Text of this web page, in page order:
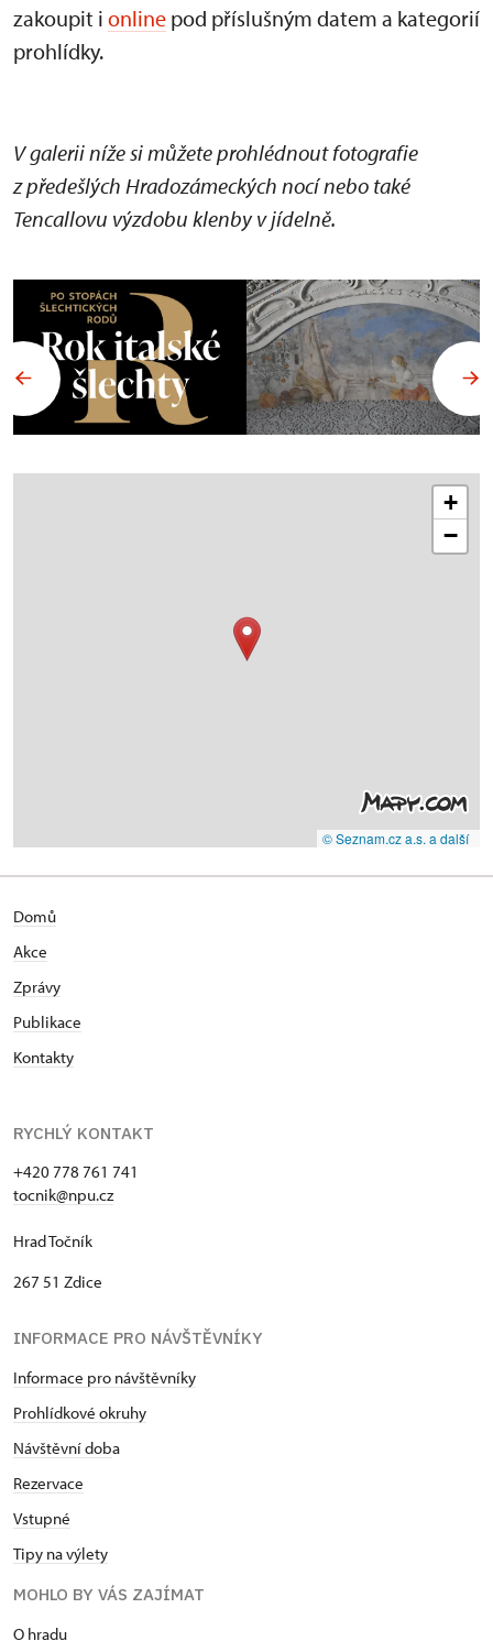
zakoupit i online pod příslušným datem a kategorií
prohlídky.
V galerii níže si můžete prohlédnout fotografie
z předešlých Hradozámeckých nocí nebo také
Tencallovu výzdobu klenby v jídelně.
+
−
© Seznam.cz a.s. a další
Domů
Akce
Zprávy
Publikace
Kontakty
RYCHLÝ KONTAKT
+420 778 761 741
tocnik@npu.cz
Hrad Točník
267 51 Zdice
INFORMACE PRO NÁVŠTĚVNÍKY
Informace pro návštěvníky
Prohlídkové okruhy
Návštěvní doba
Rezervace
Vstupné
Tipy na výlety
MOHLO BY VÁS ZAJÍMAT
O hradu